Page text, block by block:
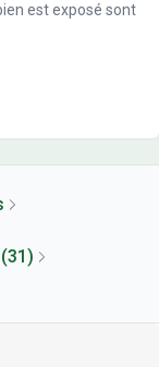
est exposé sont